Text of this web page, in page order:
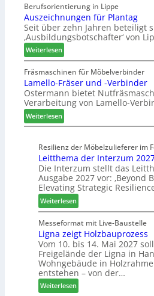
l
e
n
a
u
s
e
f
ü
r
W
e
m
h
ö
n
e
r
c
h
e
n
s
t
a
u
r
a
m
S
o
r
t
i
m
e
n
t
Berufsorientierung in Lippe
Auszeichnungen für Plantag
Seit über zehn Jahren beteiligt
‚Ausbildungsbotschafter‘ von
Weiterlesen:
A
u
s
z
e
c
n
u
n
g
e
n
f
ü
r
P
l
a
n
t
Fräsmaschinen für Möbelverbinder
Lamello-Fräser und -Verbinder
Ostermann bietet
Verarbeitung von Lamello-
Weiterlesen:
L
m
e
l
l
o
-
F
r
ä
s
e
r
u
n
Resilienz der Möbelzulieferer im
Leitthema der Interzum
Die Interzum stellt das
Ausgabe 2027 vor: ‚Beyond
Elevating Strategic
Weiterlesen:
L
e
i
t
t
h
e
m
Messeformat mit Live-Baustelle
Ligna zeigt Holzbauprozess
Vom 10. bis 14. Mai 2027
Freigelände der Ligna in
Wohngebäude in
entstehen – von der…
Weiterlesen: